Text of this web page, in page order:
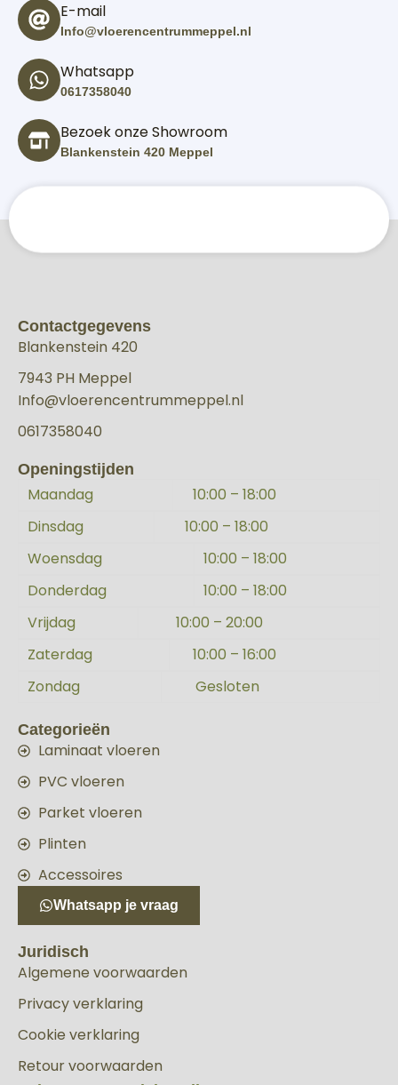
E-mail
Info@vloerencentrummeppel.nl
Whatsapp
0617358040
Bezoek onze Showroom
Blankenstein 420 Meppel
Contactgegevens
Blankenstein 420
7943 PH Meppel
Info@vloerencentrummeppel.nl
0617358040
Openingstijden
Maandag
10:00 – 18:00
Dinsdag
10:00 – 18:00
Woensdag
10:00 – 18:00
Donderdag
10:00 – 18:00
Vrijdag
10:00 – 20:00
Zaterdag
10:00 – 16:00
Zondag
Gesloten
Categorieën
Laminaat vloeren
PVC vloeren
Parket vloeren
Plinten
Accessoires
Whatsapp je vraag
Juridisch
Algemene voorwaarden
Privacy verklaring
Cookie verklaring
Retour voorwaarden